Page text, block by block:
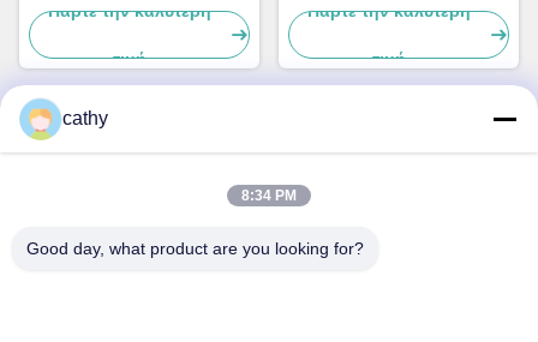
GE-650 U80206 2036984-
Πάρτε την καλύτερη
τιμή
Πάρτε την καλύτερη
τιμή
4ος-5ος όροφος, κτίριο 3,19 North Danzi Road, οδός
cathy
8:34 PM
Good day, what product are you looking for?